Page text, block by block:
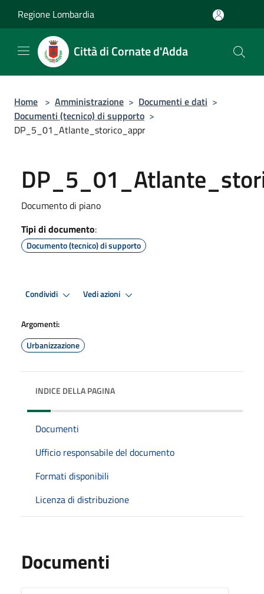
Regione Lombardia
Città di Cornate d'Adda
Home > Amministrazione > Documenti e dati >
Documenti (tecnico) di supporto >
DP_5_01_Atlante_storico_appr
Documento di piano
Tipi di documento:
Documento (tecnico) di supporto
Condividi Vedi azioni
Argomenti:
Urbanizzazione
INDICE DELLA PAGINA
Documenti
Ufficio responsabile del documento
Formati disponibili
Licenza di distribuzione
Documenti